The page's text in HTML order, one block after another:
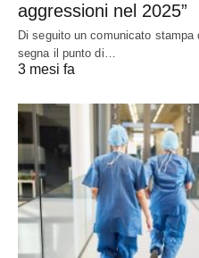
aggressioni nel 2025”
Di seguito un comunicato
segna il punto di…
3 mesi fa